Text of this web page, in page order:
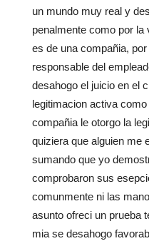
un mundo muy real y
penalmente como por
es de una compañia,
responsable del
desahogo el juicio en el
legitimacion activa
compañia le otorgo la
quiziera que alguien me
sumando que yo
comprobaron sus
comunmente ni las
asunto ofreci un prueba
mia se desahogo